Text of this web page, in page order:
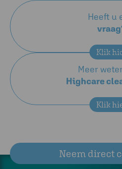
Heeft u
Klik
Meer
Highcare
Klik
Neem direct